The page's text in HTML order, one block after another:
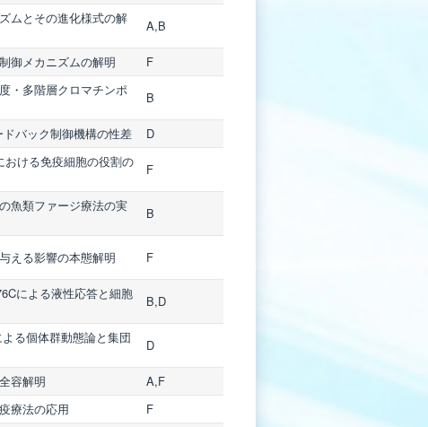
ムとその進化様式の解
A,B
御メカニズムの解明 F
・多階層クロマチンポ
B
バック制御機構の性差 D
ける免疫細胞の役割の
F
魚類ファージ療法の実
B
える影響の本態解明 F
による液性応答と細胞
B,D
る個体群動態論と集団
D
容解明
A,F
療法の応用
F